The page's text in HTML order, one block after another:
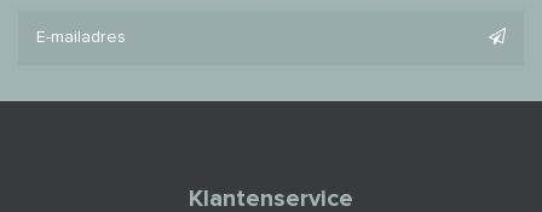
Klantenservice